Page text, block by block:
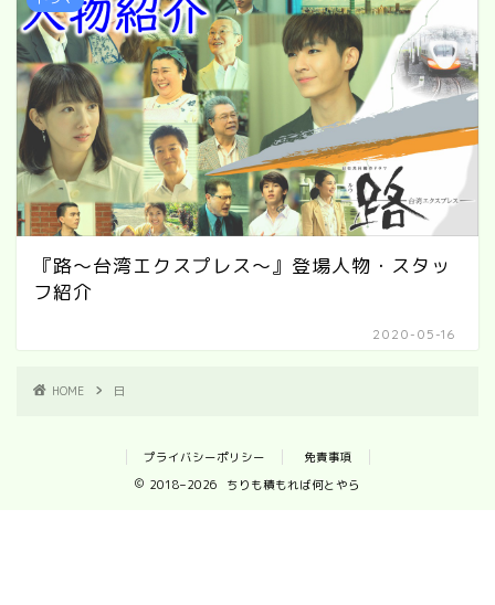
『路～台湾エクスプレス～』登場人物・スタッ
フ紹介
2020-05-16
HOME 日
プライバシーポリシー
免責事項
2018–2026 ちりも積もれば何とやら